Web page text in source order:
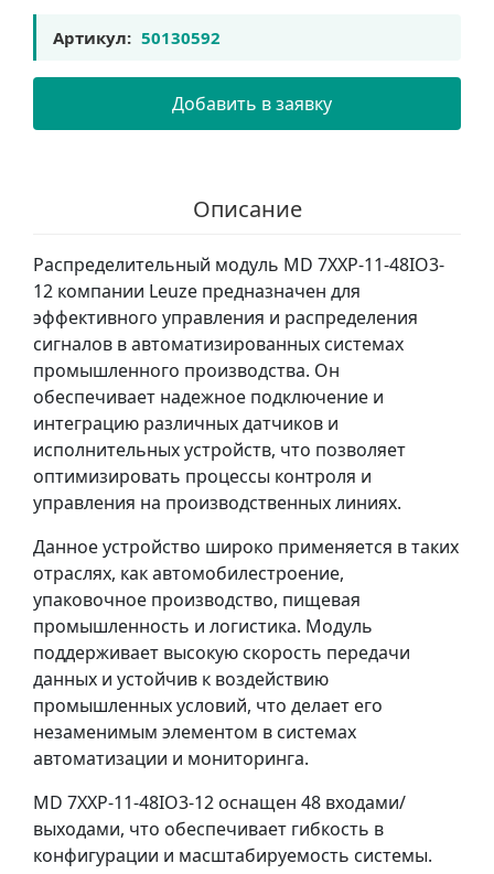
Артикул: 50130592
Добавить в заявку
Описание
Распределительный модуль MD 7XXP-11-48IO3-
12 компании Leuze предназначен для
эффективного управления и распределения
сигналов в автоматизированных системах
промышленного производства. Он
обеспечивает надежное подключение и
интеграцию различных датчиков и
исполнительных устройств, что позволяет
оптимизировать процессы контроля и
управления на производственных линиях.
Данное устройство широко применяется в таких
отраслях, как автомобилестроение,
упаковочное производство, пищевая
промышленность и логистика. Модуль
поддерживает высокую скорость передачи
данных и устойчив к воздействию
промышленных условий, что делает его
незаменимым элементом в системах
автоматизации и мониторинга.
MD 7XXP-11-48IO3-12 оснащен 48 входами/
выходами, что обеспечивает гибкость в
конфигурации и масштабируемость системы.